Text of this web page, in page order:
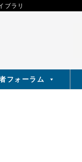
ブラリ
フォーラム